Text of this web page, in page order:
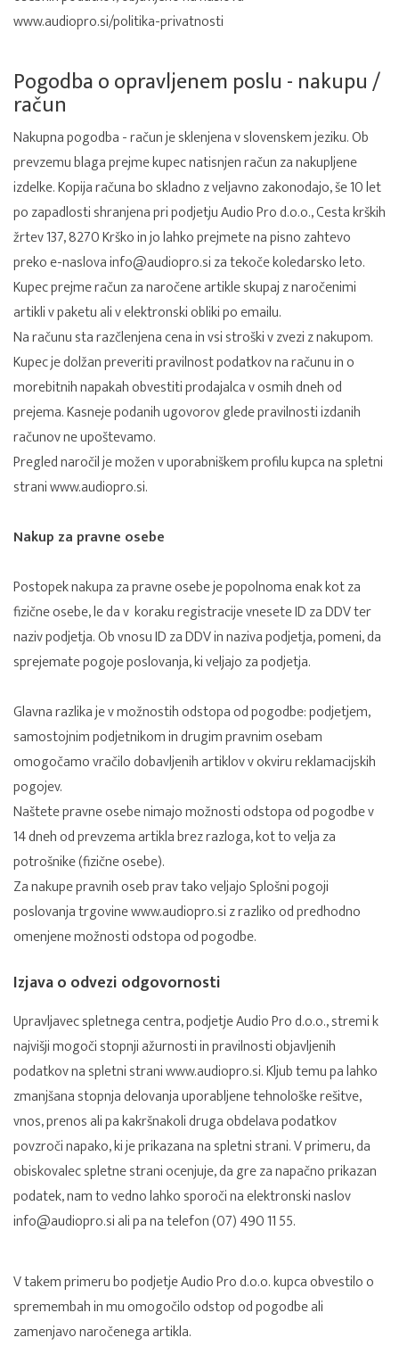
www.audiopro.si/politika-privatnosti
Pogodba o opravljenem poslu - nakupu /
račun
Nakupna pogodba - račun je sklenjena v slovenskem jeziku. Ob
prevzemu blaga prejme kupec natisnjen račun za nakupljene
izdelke. Kopija računa bo skladno z veljavno zakonodajo, še 10 let
po zapadlosti shranjena pri podjetju Audio Pro d.o.o., Cesta krških
žrtev 137, 8270 Krško in jo lahko prejmete na pisno zahtevo
preko e-naslovainfo@audiopro.siza tekoče koledarsko leto.
Kupec prejme račun za naročene artikle skupaj z naročenimi
artikli v paketu ali v elektronski obliki po emailu.
Na računu sta razčlenjena cena in vsi stroški v zvezi z nakupom.
Kupec je dolžan preveriti pravilnost podatkov na računu in o
morebitnih napakah obvestiti prodajalca v osmih dneh od
prejema. Kasneje podanih ugovorov glede pravilnosti izdanih
računov ne upoštevamo.
Pregled naročil je možen v uporabniškem profilu kupca na spletni
strani www.audiopro.si.
Nakup za pravne osebe
Postopek nakupa za pravne osebe je popolnoma enak kot za
fizične osebe, le da v koraku registracije vnesete ID za DDV ter
naziv podjetja. Ob vnosu ID za DDV in naziva podjetja, pomeni, da
sprejemate pogoje poslovanja, ki veljajo za podjetja.
Glavna razlika je v možnostih odstopa od pogodbe: podjetjem,
samostojnim podjetnikom in drugim pravnim osebam
omogočamo vračilo dobavljenih artiklov v okviru reklamacijskih
pogojev.
Naštete pravne osebe nimajo možnosti odstopa od pogodbe v
14 dneh od prevzema artikla brez razloga, kot to velja za
potrošnike (fizične osebe).
Za nakupe pravnih oseb prav tako veljajo Splošni pogoji
poslovanja trgovine www.audiopro.si z razliko od predhodno
omenjene možnosti odstopa od pogodbe.
Izjava o odvezi odgovornosti
Upravljavec spletnega centra, podjetje Audio Pro d.o.o., stremi k
najvišji mogoči stopnji ažurnosti in pravilnosti objavljenih
podatkov na spletni straniwww.audiopro.si. Kljub temu pa lahko
zmanjšana stopnja delovanja uporabljene tehnološke rešitve,
vnos, prenos ali pa kakršnakoli druga obdelava podatkov
povzroči napako, ki je prikazana na spletni strani. V primeru, da
obiskovalec spletne strani ocenjuje, da gre za napačno prikazan
podatek, nam to vedno lahko sporoči na elektronski naslov
info@audiopro.siali pa na telefon (07) 490 11 55.
V takem primeru bo podjetje Audio Pro d.o.o. kupca obvestilo o
spremembah in mu omogočilo odstop od pogodbe ali
zamenjavo naročenega artikla.